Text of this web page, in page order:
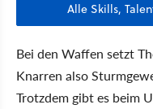
Alle Skills,
Bei den Waffen setzt
Knarren also
Trotzdem gibt es beim